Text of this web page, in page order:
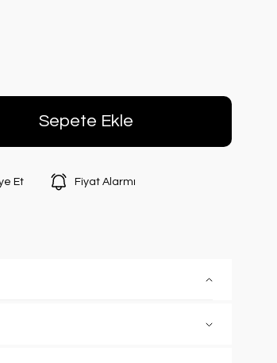
Sepete Ekle
Et Fiyat Alarmı